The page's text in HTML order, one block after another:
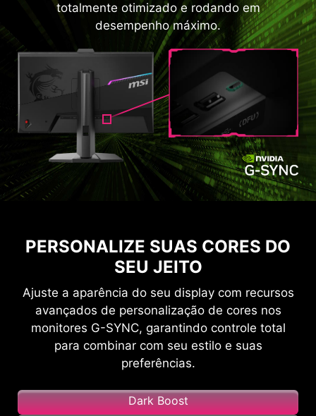
totalmente otimizado e rodando em
desempenho máximo.
PERSONALIZE SUAS CORES DO
SEU JEITO
Ajuste a aparência do seu display com recursos
avançados de personalização de cores nos
monitores G-SYNC, garantindo controle total
para combinar com seu estilo e suas
preferências.
Dark Boost